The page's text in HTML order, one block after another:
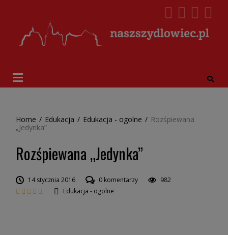
Home / Edukacja / Edukacja - ogolne / Rozśpiewana
„Jedynka”
Rozśpiewana „Jedynka”
14 stycznia 2016 0 komentarzy
982
Edukacja - ogolne